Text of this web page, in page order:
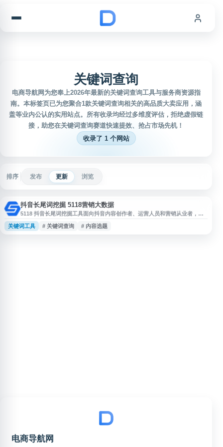
关键词查询
电商导航网为您奉上2026年最新的关键词查询工具与服务商资源指
南。本标签页已为您聚合1款关键词查询相关的高品质大卖应用，涵
盖等业内公认的实用站点。所有收录均经过多维度评估，拒绝虚假链
接，助您在关键词查询赛道快速提效、抢占市场先机！
收录了 1 个网站
排序 发布 更新 浏览
抖音长尾词挖掘 5118营销大数据
5118 抖音长尾词挖掘工具面向抖音内容创作者、运营人员和营销从业者，支
持通过输入关键词挖掘相关抖音关键词与长尾词，并提供抖音指数、头条指
数、视频数等数据参考。用户可用于抖音关键词查询、内容选题、需求分析和
关键词工具 # 关键词查询 # 内容选题
电商导航网